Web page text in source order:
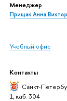
Менеджер
Прищак Анна
Учебный офис
Контакты
Санкт-
1, каб. 304